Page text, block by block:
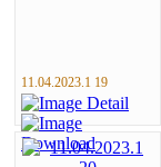
11.04.2023.1 19